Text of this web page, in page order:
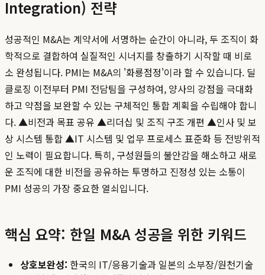
Integration) 전략
성공적인 M&A는 계약서에 서명하는 순간이 아니라, 두 조직이 화
학적으로 결합하여 실질적인 시너지를 창출하기 시작할 때 비로
소 완성됩니다. PMI는 M&A의 '화룡점정'이라 할 수 있습니다. 딜
클로징 이전부터 PMI 전담팀을 구성하여, 양사의 강점을 극대화
하고 약점을 보완할 수 있는 구체적인 통합 계획을 수립해야 합니
다. ▲비전과 목표 공유 ▲리더십 및 조직 구조 개편 ▲인사 및 보
상 시스템 통합 ▲IT 시스템 및 업무 프로세스 표준화 등 전방위적
인 노력이 필요합니다. 특히, 구성원들의 불안감을 해소하고 새로
운 조직에 대한 비전을 공유하는 투명하고 진정성 있는 소통이
PMI 성공의 가장 중요한 열쇠입니다.
핵심 요약: 한일 M&A 성공을 위한 키워드
상호보완성: 한국의 IT/응용기술과 일본의 소부장/원천기술